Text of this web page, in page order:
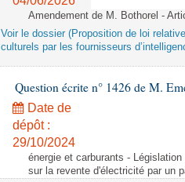
Amendement de M. Bothorel -
Voir le dossier (Proposition de loi
culturels par les fournisseurs
Question écrite n° 1426 de M.
Date de
dépôt :
29/10/2024
énergie et carburants -
sur la revente d'électricité par un